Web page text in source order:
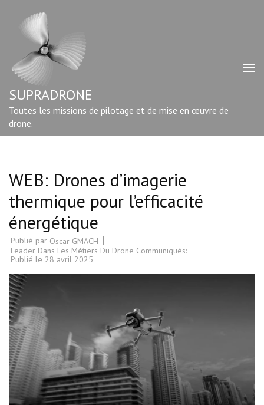
contenu
Entrée)
SUPRADRONE
Toutes les missions de pilotage et de mise en œuvre de
drone.
WEB: Drones d’imagerie
thermique pour l’efficacité
énergétique
Publié par Oscar GMACH
Leader Dans Les Métiers Du Drone Communiqués:
Publié le 28 avril 2025